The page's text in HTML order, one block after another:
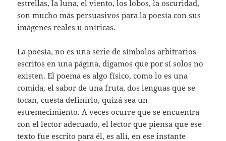
estrellas, la luna, el viento, los lobos, la oscuridad,
son mucho más persuasivos para la poesía con sus
imágenes reales u oníricas.
La poesía, no es una serie de símbolos arbitrarios
escritos en una página, digamos que por sí solos no
existen. El poema es algo físico, como lo es una
comida, el sabor de una fruta, dos lenguas que se
tocan, cuesta definirlo, quizá sea un
estremecimiento. A veces ocurre que se encuentra
con el lector adecuado, el lector que piensa que ese
texto fue escrito para él, es allí, en ese instante